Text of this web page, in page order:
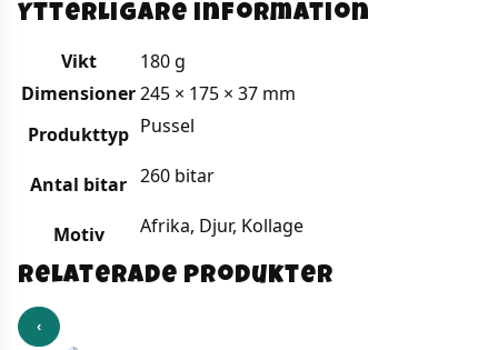
Ytterligare information
Vikt
180 g
Dimensioner245 × 175 × 37 mm
Produkttyp Pussel
Antal bitar 260 bitar
Motiv Afrika, Djur, Kollage
Relaterade produkter
‹